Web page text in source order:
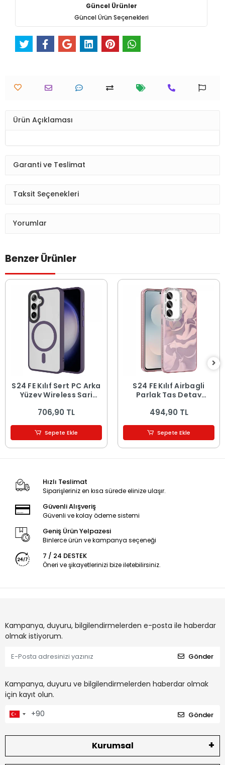
Güncel Ürünler
Güncel Ürün Seçenekleri
Ürün Açıklaması
Garanti ve Teslimat
Taksit Seçenekleri
Yorumlar
Benzer Ürünler
S24 FE Kılıf Sert PC Arka
Yüzey Wireless Şarj
Kapak
706,90 TL
Sepete Ekle
S24 FE Kılıf Airbagli
Parlak Taş Detay
494,90 TL
Sepete Ekle
Hızlı Teslimat
Siparişleriniz en kısa sürede elinize ulaşır.
Güvenli Alışveriş
Güvenli ve kolay ödeme sistemi
Geniş Ürün Yelpazesi
Binlerce ürün ve kampanya seçeneği
7 / 24 DESTEK
Öneri ve şikayetlerinizi bize iletebilirsiniz.
Kampanya, duyuru, bilgilendirmelerden e-posta ile haberdar
olmak istiyorum.
Gönder
Kampanya, duyuru ve bilgilendirmelerden haberdar olmak
için kayıt olun.
Gönder
Kurumsal